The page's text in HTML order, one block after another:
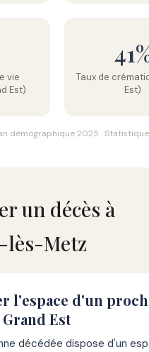
vie
Est)
Taux de
Est)
démographique 2025 ·
un décès à
lès-Metz
l'espace d'un
Est
décédée dispose d'un